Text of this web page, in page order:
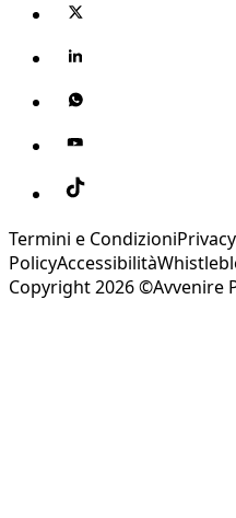
Termini e Condizioni
PolicyAccessibilità
Copyright 2026 ©Avvenire